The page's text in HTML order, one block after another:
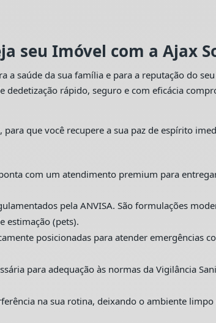
seu Imóvel com a Ajax
a saúde da sua família e para a reputação do
rápido, seguro e com eficácia
que você recupere a sua paz de espírito
com um atendimento premium para
pela ANVISA. São formulações
estimação (pets).
posicionadas para atender emergências
para adequação às normas da Vigilância
na sua rotina, deixando o ambiente